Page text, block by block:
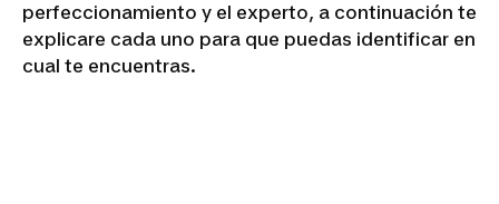
perfeccionamiento y el experto, a continuación te
explicare cada uno para que puedas identificar en
cual te encuentras.